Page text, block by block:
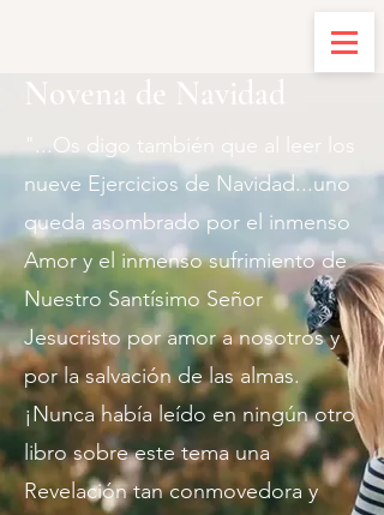
Novena de Navidad
"...Os digo también que al leer los
nueve Ejercicios de Navidad...uno
queda asombrado por el inmenso
Amor y el inmenso sufrimiento de
Nuestro Santísimo Señor
Jesucristo por amor a nosotros y
por la salvación de las almas.
¡Nunca había leído en ningún otro
libro sobre este tema una
Revelación tan conmovedora y